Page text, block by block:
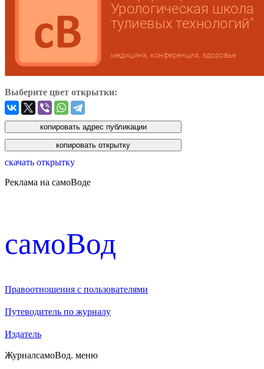
Выберите цвет открытки:
скачать открытку
Реклама на самоВоде
cамоВод
Правоотношения с пользователями
Путеводитель по журналу
Издатель
ЖурналсамоВод. меню